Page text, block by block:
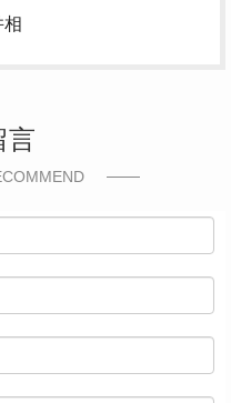
相
言